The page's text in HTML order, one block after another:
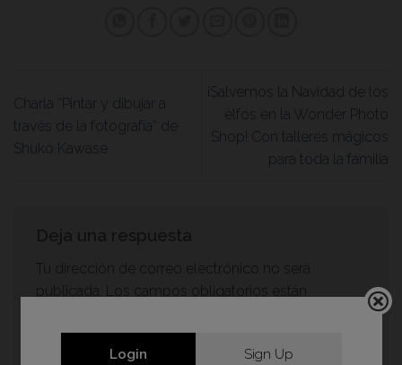
Charla “Pintar y dibujar a
través de la fotografía” de
Shuko Kawase
¡Salvemos la Navidad de los
elfos en la Wonder Photo
Shop! Con talleres mágicos
para toda la familia
Tu dirección de correo electrónico no será
publicada. Los campos obligatorios están
Login Sign Up